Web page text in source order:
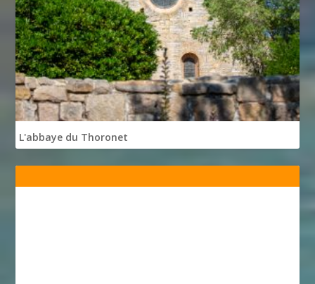
L'abbaye du Thoronet